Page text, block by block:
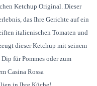
Ketchup Original. Dieser
das Ihre Gerichte auf ein
italienischen Tomaten und
dieser Ketchup mit seinem
für Pommes oder zum
Casina Rossa